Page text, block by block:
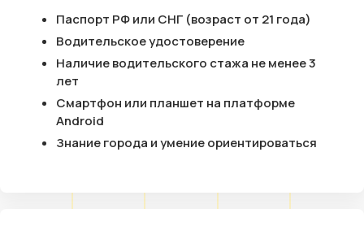
Паспорт РФ или СНГ (возраст от 21 года)
Водительское удостоверение
Наличие водительского стажа не менее 3
лет
Смартфон или планшет на платформе
Android
Знание города и умение ориентироваться